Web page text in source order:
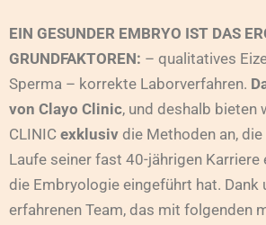
EIN GESUNDER EMBRYO IST DAS
GRUNDFAKTOREN: – qualitatives
Sperma – korrekte Laborverfahren.
von Clayo Clinic, und deshalb bieten
CLINIC exklusiv die Methoden an, die
Laufe seiner fast 40-jährigen
die Embryologie eingeführt hat. Dank
erfahrenen Team, das mit folgenden